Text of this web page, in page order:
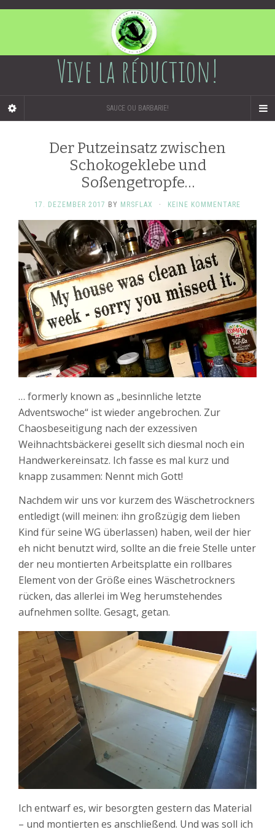
Vive la réduction!
SAUCE OU BARBARIE!
Der Putzeinsatz zwischen
Schokogeklebe und
Soßengetropfe…
17. DEZEMBER 2017 BY MRSFLAX · KEINE KOMMENTARE
… formerly known as „besinnliche letzte
Adventswoche“ ist wieder angebrochen. Zur
Chaosbeseitigung nach der exzessiven
Weihnachtsbäckerei gesellt sich diesmal noch ein
Handwerkereinsatz. Ich fasse es mal kurz und
knapp zusammen: Nennt mich Gott!
Nachdem wir uns vor kurzem des Wäschetrockners
entledigt (will meinen: ihn großzügig dem lieben
Kind für seine WG überlassen) haben, weil der hier
eh nicht benutzt wird, sollte an die freie Stelle unter
der neu montierten Arbeitsplatte ein rollbares
Element von der Größe eines Wäschetrockners
rücken, das allerlei im Weg herumstehendes
aufnehmen sollte. Gesagt, getan.
Ich entwarf es, wir besorgten gestern das Material
– und montierten es anschließend. Und was soll ich